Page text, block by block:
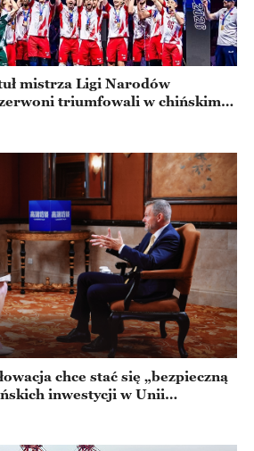
mistrza Ligi Narodów
triumfowali w chińskim
chce stać się „bezpieczną
inwestycji w Unii